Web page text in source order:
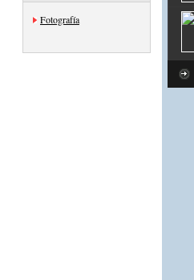
Fotografía